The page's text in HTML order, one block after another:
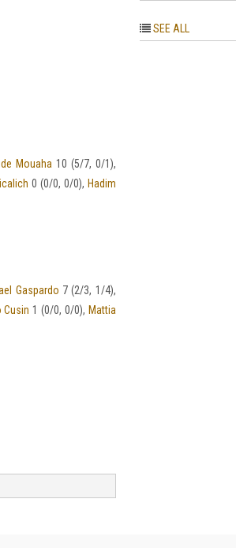
Mouaha 10 (5/7, 0/1),
0 (0/0, 0/0), Hadim
Gaspardo 7 (2/3, 1/4),
Cusin 1 (0/0, 0/0), Mattia
SEE ALL